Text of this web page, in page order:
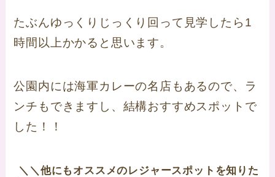
たぶんゆっくりじっくり回って見学したら1
時間以上かかると思います。
公園内には海軍カレーの名店もあるので、ラ
ンチもできますし、結構おすすめスポットで
した！！
＼＼他にもオススメのレジャースポットを知りた